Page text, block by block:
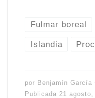
Fulmar boreal
Islandia
por Benjamín García
Publicada 21 agosto,